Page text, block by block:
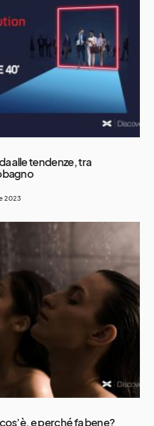
alle tendenze, tra
2023
e perché fa bene?